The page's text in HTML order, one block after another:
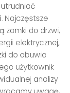
Najczęstsze
zamki do drzwi,
elektrycznej,
do obuwia
użytkownik
analizy